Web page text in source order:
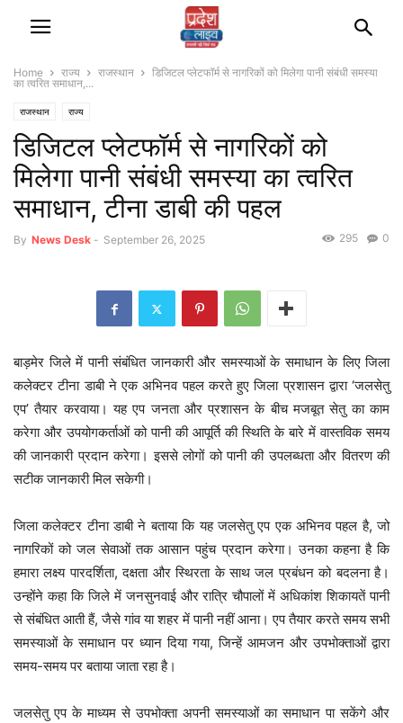
Home राज्‍य राजस्‍थान
डिजिटल प्लेटफॉर्म से नागरिकों को मिलेगा पानी संबंधी समस्या
का त्वरित समाधान,...
राजस्‍थान राज्‍य
डिजिटल प्लेटफॉर्म से नागरिकों को
मिलेगा पानी संबंधी समस्या का त्वरित
समाधान, टीना डाबी की पहल
By News Desk - September 26, 2025 0
295
बाड़मेर जिले में पानी संबंधित जानकारी और समस्याओं के समाधान के लिए जिला
कलेक्टर टीना डाबी ने एक अभिनव पहल करते हुए जिला प्रशासन द्वारा ‘जलसेतु
एप’ तैयार करवाया। यह एप जनता और प्रशासन के बीच मजबूत सेतु का काम
करेगा और उपयोगकर्ताओं को पानी की आपूर्ति की स्थिति के बारे में वास्तविक समय
की जानकारी प्रदान करेगा। इससे लोगों को पानी की उपलब्धता और वितरण की
सटीक जानकारी मिल सकेगी।
जिला कलेक्टर टीना डाबी ने बताया कि यह जलसेतु एप एक अभिनव पहल है, जो
नागरिकों को जल सेवाओं तक आसान पहुंच प्रदान करेगा। उनका कहना है कि
हमारा लक्ष्य पारदर्शिता, दक्षता और स्थिरता के साथ जल प्रबंधन को बदलना है।
उन्होंने कहा कि जिले में जनसुनवाई और रात्रि चौपालों में अधिकांश शिकायतें पानी
से संबंधित आती हैं, जैसे गांव या शहर में पानी नहीं आना। एप तैयार करते समय सभी
समस्याओं के समाधान पर ध्यान दिया गया, जिन्हें आमजन और उपभोक्ताओं द्वारा
समय-समय पर बताया जाता रहा है।
जलसेतु एप के माध्यम से उपभोक्ता अपनी समस्याओं का समाधान पा सकेंगे और